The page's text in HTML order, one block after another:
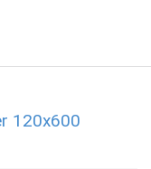
120x600